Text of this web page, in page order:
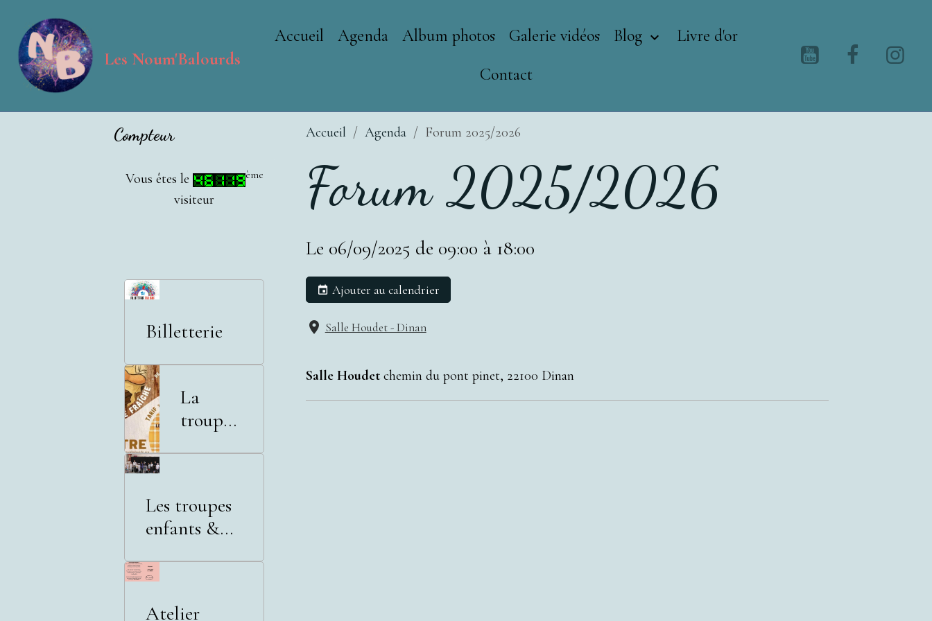
Les Noum'Balourds
Accueil Agenda Album photos Galerie vidéos Blog
Livre d'or
Contact
Accueil Agenda Forum 2025/2026
Forum 2025/2026
Le 06/09/2025 de 09:00 à 18:00
Ajouter au calendrier
Salle Houdet - Dinan
Salle Houdetchemin du pont pinet, 22100 Dinan
Compteur
Vous êtes le ème
visiteur
Billetterie
La
troupe
Les troupes
enfants &
Atelier